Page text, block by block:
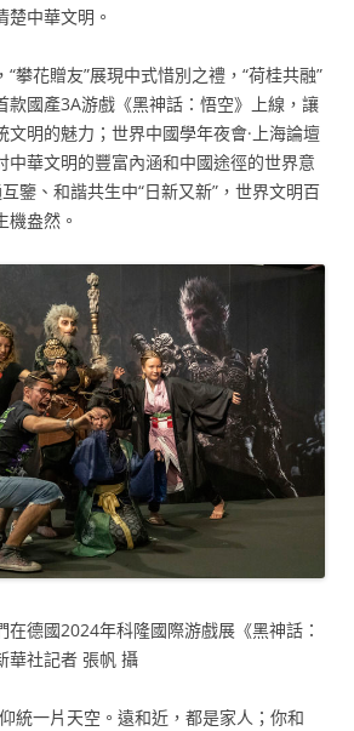
楚中華文明。
攀花贈友”展現中式惜別之禮，“荷桂共融”
款國產3A游戲《黑神話：悟空》上線，讓
文明的魅力；世界中國學年夜會·上海論壇
中華文明的豐富內涵和中國途徑的世界意
鑒、和諧共生中“日新又新”，世界文明百
機盎然。
德國2024年科隆國際游戲展《黑神話：
華社記者 張帆 攝
統一片天空。遠和近，都是家人；你和